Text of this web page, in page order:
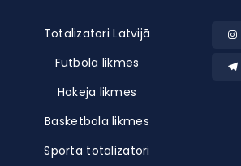
Totalizatori Latvijā
Futbola likmes
Hokeja likmes
Basketbola likmes
Sporta totalizatori